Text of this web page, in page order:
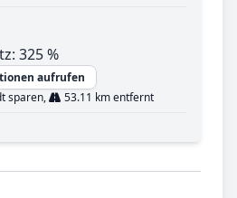
325 %
aufrufen
sparen,
53.11 km entfernt